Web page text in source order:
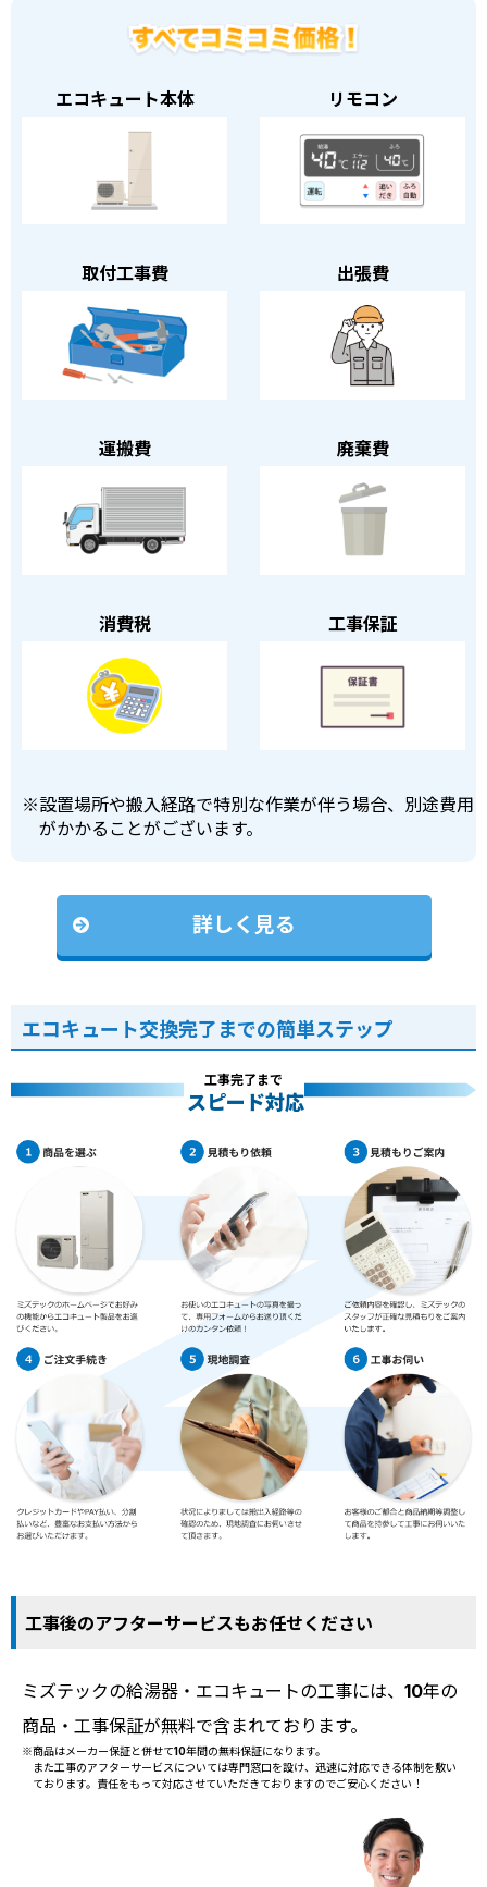
エコキュート本体 リモコン
取付工事費 出張費
運搬費 廃棄費
消費税 工事保証
※設置場所や搬入経路で特別な作業が伴う場合、別途費用
がかかることがございます。
詳しく見る
エコキュート交換完了までの簡単ステップ
工事完了まで
スピード対応
工事後のアフターサービスもお任せください
ミズテックの給湯器・エコキュートの工事には、10年の
商品・工事保証が無料で含まれております。
※商品はメーカー保証と併せて10年間の無料保証になります。
また工事のアフターサービスについては専門窓口を設け、迅速に対応できる体制を敷い
ております。責任をもって対応させていただきておりますのでご安心ください！